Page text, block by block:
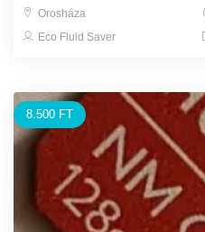
Orosháza
Eco Fluid Saver
8.500 FT